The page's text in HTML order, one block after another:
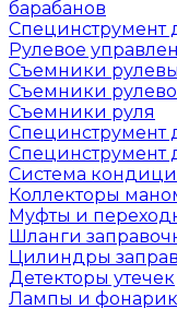
барабанов
Специнструмент
Рулевое
Съемники
Съемники
Съемники руля
Специнструмент
Специнструмент
Система
Коллекторы
Муфты и
Шланги
Цилиндры
Детекторы утечек
Лампы и